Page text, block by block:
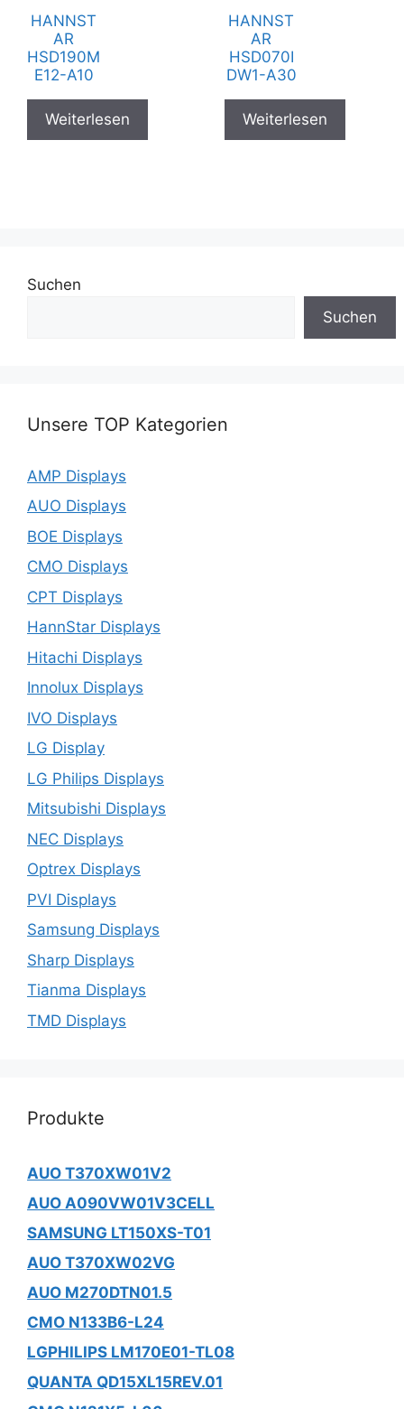
HANNST
AR
HSD190M
E12-A10
Weiterlesen
HANNST
AR
HSD070I
DW1-A30
Weiterlesen
Suchen
Suchen
Unsere TOP Kategorien
AMP Displays
AUO Displays
BOE Displays
CMO Displays
CPT Displays
HannStar Displays
Hitachi Displays
Innolux Displays
IVO Displays
LG Display
LG Philips Displays
Mitsubishi Displays
NEC Displays
Optrex Displays
PVI Displays
Samsung Displays
Sharp Displays
Tianma Displays
TMD Displays
Produkte
AUO T370XW01V2
AUO A090VW01V3CELL
SAMSUNG LT150XS-T01
AUO T370XW02VG
AUO M270DTN01.5
CMO N133B6-L24
LGPHILIPS LM170E01-TL08
QUANTA QD15XL15REV.01